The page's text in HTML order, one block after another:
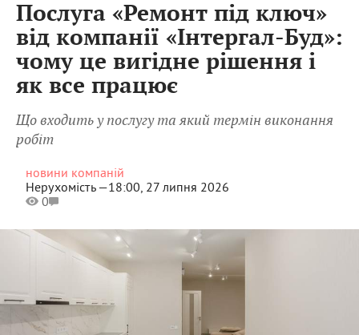
Послуга «Ремонт під ключ»
від компанії «Інтергал-Буд»:
чому це вигідне рішення і
як все працює
Що входить у послугу та який термін виконання
робіт
новини компаній
Нерухомість —18:00, 27 липня 2026
0